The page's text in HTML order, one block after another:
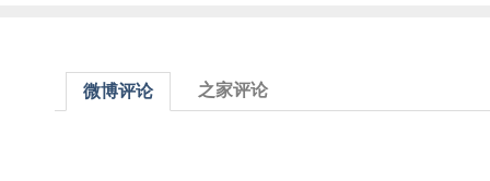
微博评论 之家评论